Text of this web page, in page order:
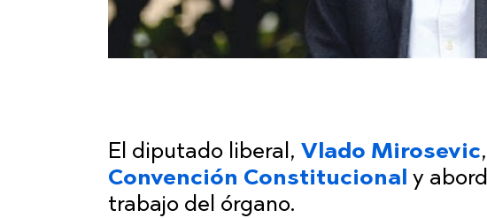
El diputado liberal, Vlado Mirosevic
Convención Constitucional y
trabajo del órgano.